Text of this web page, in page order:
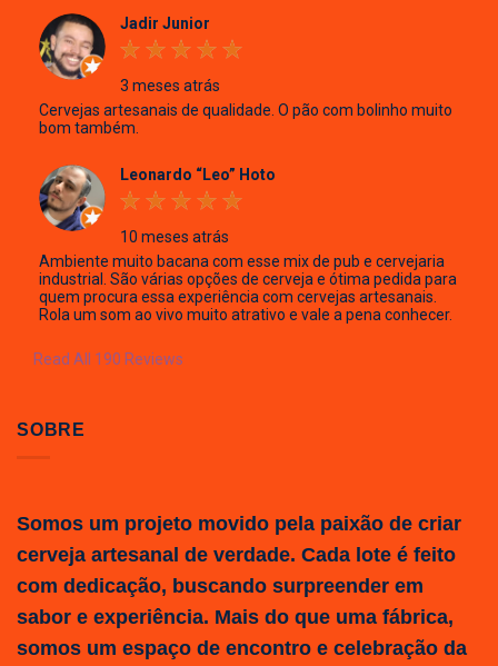
Jadir Junior
3 meses atrás
Cervejas artesanais de qualidade. O pão com bolinho muito
bom também.
Leonardo “Leo” Hoto
10 meses atrás
Ambiente muito bacana com esse mix de pub e cervejaria
industrial. São várias opções de cerveja e ótima pedida para
quem procura essa experiência com cervejas artesanais.
Rola um som ao vivo muito atrativo e vale a pena conhecer.
Read All 190 Reviews
SOBRE
Somos um projeto movido pela paixão de criar
cerveja artesanal de verdade. Cada lote é feito
com dedicação, buscando surpreender em
sabor e experiência. Mais do que uma fábrica,
somos um espaço de encontro e celebração da